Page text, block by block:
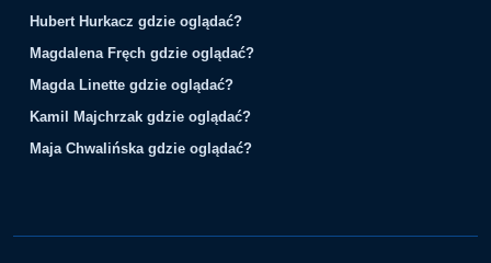
Hubert Hurkacz gdzie oglądać?
Magdalena Fręch gdzie oglądać?
Magda Linette gdzie oglądać?
Kamil Majchrzak gdzie oglądać?
Maja Chwalińska gdzie oglądać?